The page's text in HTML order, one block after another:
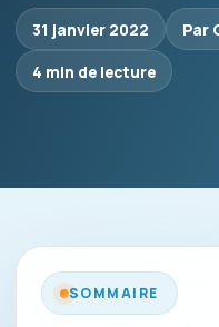
31 janvier 2022
Par
4 min de lecture
SOMMAIRE